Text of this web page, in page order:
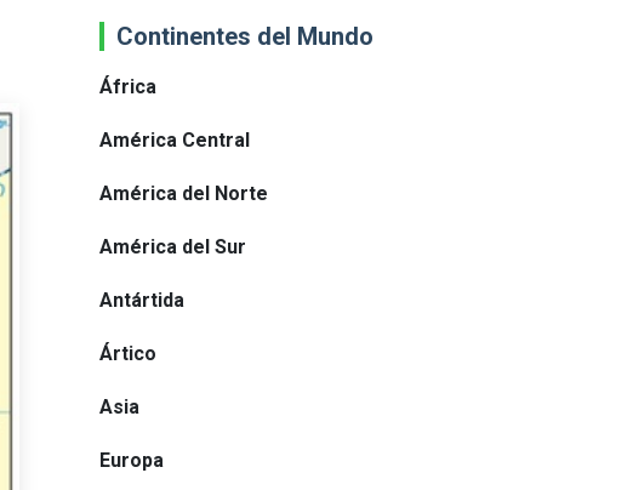
Continentes del Mundo
África
América Central
América del Norte
América del Sur
Antártida
Ártico
Asia
Europa